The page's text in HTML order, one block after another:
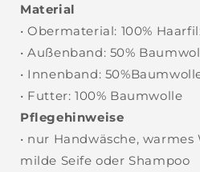
Material
• Obermaterial: 100%
• Außenband: 50%
• Innenband:
• Futter: 100% Baumwolle
Pflegehinweise
• nur Handwäsche, warmes
milde Seife oder Shampoo